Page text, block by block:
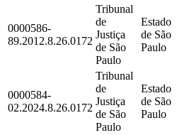
0000586-
89.2012.8.26.0172
Tribunal
de
Justiça
de São
Paulo
Estado
de São
Paulo
0000584-
02.2024.8.26.0172
Tribunal
de
Justiça
de São
Paulo
Estado
de São
Paulo